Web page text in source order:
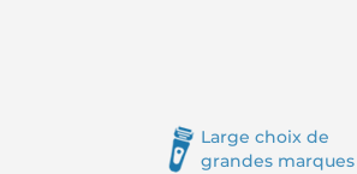
Large choix de
grandes marques